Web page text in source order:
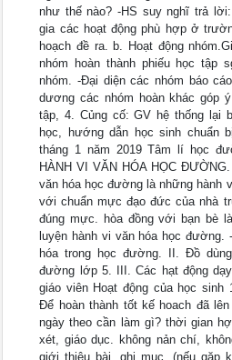
như thế nào? -HS suy nghĩ trả
gia các hoạt động phù hợp ở
hoạch đề ra. b. Hoạt động
nhóm hoàn thành phiếu học tập
nhóm. -Đại diện các nhóm báo
dương các nhóm hoàn khác góp
tập, 4. Củng cố: GV hệ thống lại
học, hướng dẫn học sinh chuẩn
tháng 1 năm 2019 Tâm lí học
HÀNH VI VĂN HÓA HỌC
văn hóa học đường là những hành
với chuẩn mực đạo đức của nhà
đúng mực. hòa đồng với bạn bè
luyện hành vi văn hóa học
hóa trong học đường. II. Đồ
đường lớp 5. III. Các hạt động
giáo viên Hoạt động của học
Để hoàn thành tốt kế hoach đã
ngày theo cần làm gì? thời gian
xét, giáo dục. không nản chí,
giới thiệu bài, ghi mục. (nếu gặp